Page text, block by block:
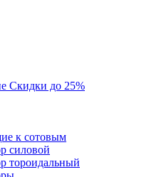
Скидки до 25%
к сотовым
силовой
тороидальный